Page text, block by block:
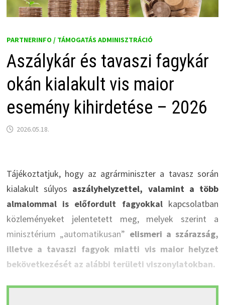
PARTNERINFO / TÁMOGATÁS ADMINISZTRÁCIÓ
Aszálykár és tavaszi fagykár
okán kialakult vis maior
esemény kihirdetése – 2026
2026.05.18.
Tájékoztatjuk, hogy az agrárminiszter a tavasz során
kialakult súlyos aszályhelyzettel, valamint a több
almalommal is előfordult fagyokkalkapcsolatban
közleményeket jelentetett meg, melyek szerint a
minisztérium „automatikusan” elismeri a szárazság,
illetve a tavaszi fagyok miatti vis maior helyzet
bekövetkezését az alábbi területi viszonylatokban.